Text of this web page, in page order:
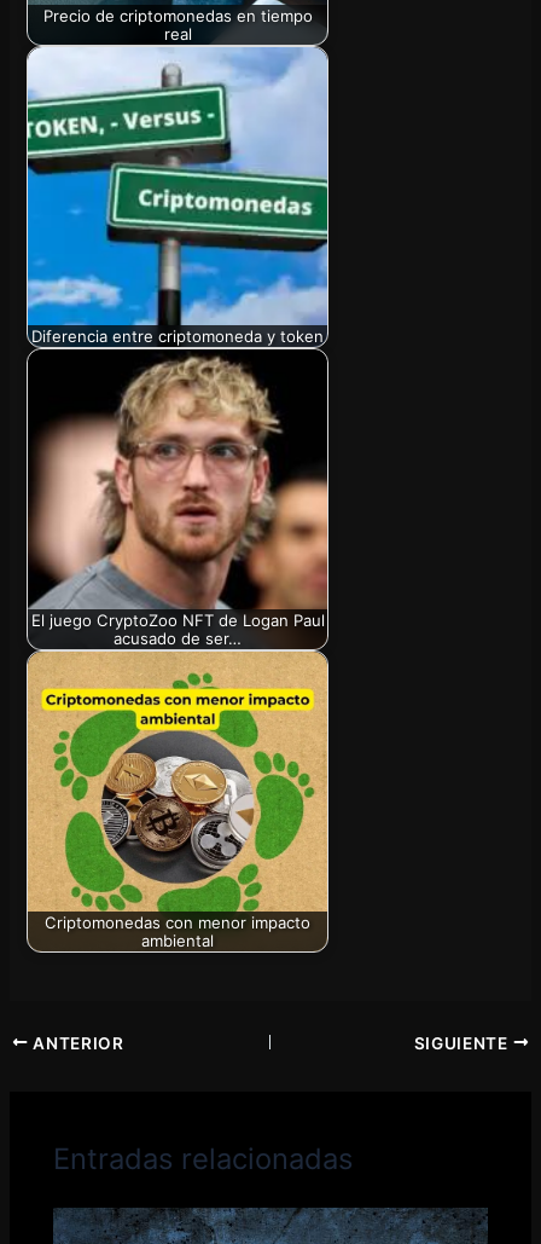
Precio de criptomonedas en tiempo
real
Diferencia entre criptomoneda y token
El juego CryptoZoo NFT de Logan Paul
acusado de ser…
Criptomonedas con menor impacto
ambiental
ANTERIOR SIGUIENTE
Entradas relacionadas